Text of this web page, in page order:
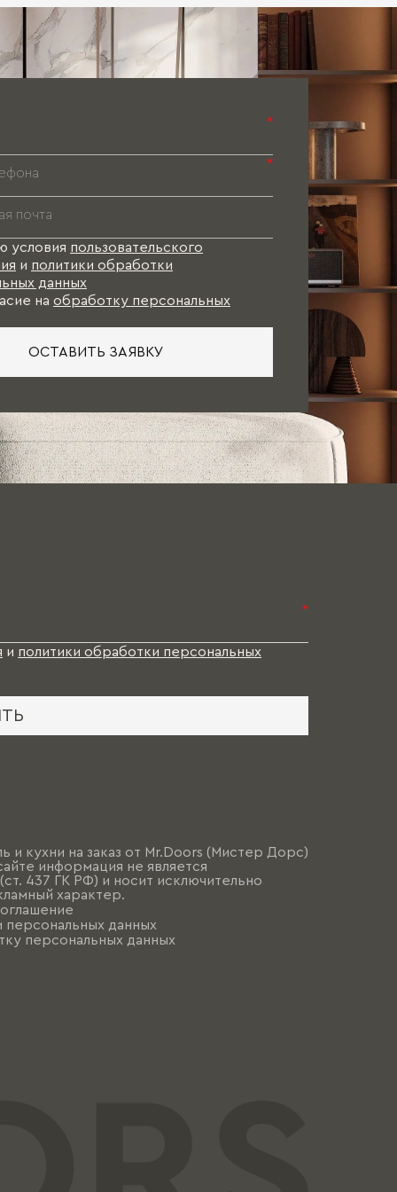
*
*
условия пользовательского
и политики обработки
данных
на обработку персональных
ОСТАВИТЬ ЗАЯВКУ
*
и политики обработки персональных
и кухни на заказ от Mr.Doors (Мистер Дорс)
информация не является
437 ГК РФ) и носит исключительно
характер.
персональных данных
персональных данных